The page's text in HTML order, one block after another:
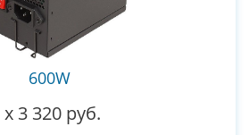
600W
x 3 320 руб.